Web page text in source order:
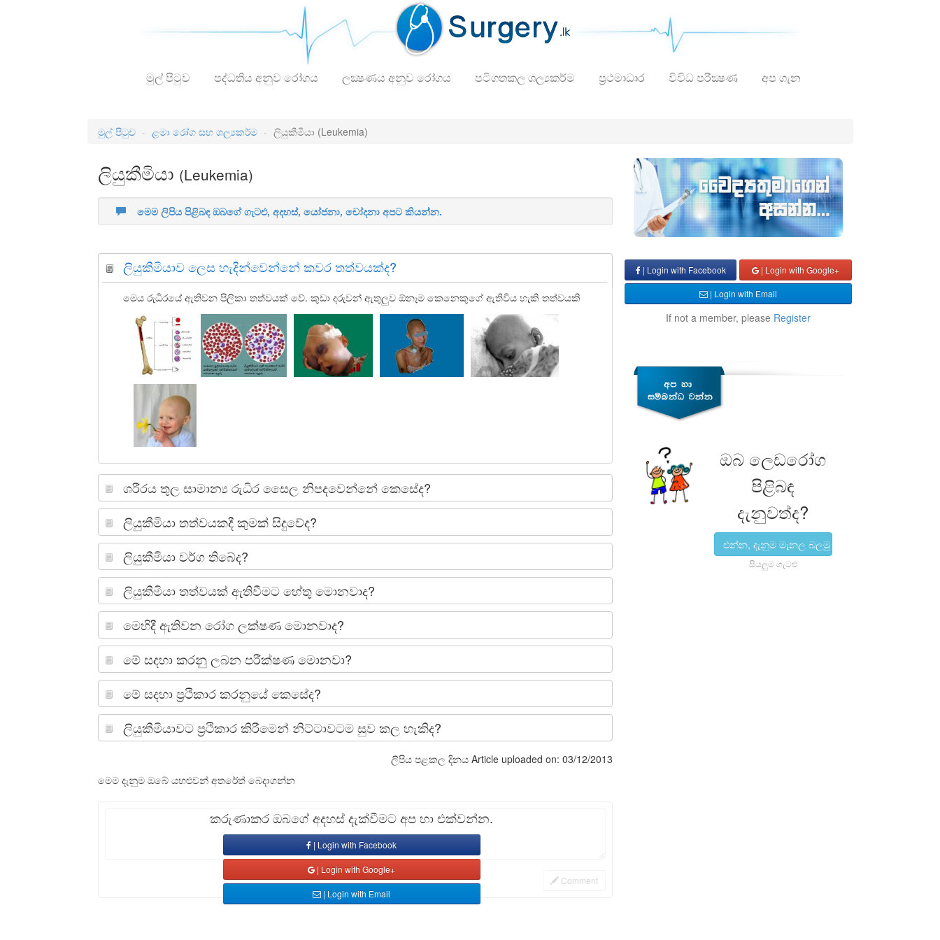
මුල් පිටුව පද්ධතිය අනුව රෝගය ලක්‍ෂණය අනුව රෝගය පටිගතකල ශල්‍යකර්ම ප්‍රථමාධාර විවිධ පරීක්‍ෂණ අප ගැන
මුල් පිටුව ළමා රෝග සහ ශල්‍යකර්ම ලියුකීමියා (Leukemia)
ලියුකීමියා (Leukemia)
මෙම ලිපිය පිළිබඳ ඔබගේ ගැටළු, අදහස්, යෝජනා, චෝදනා අපට කියන්න.
ලියුකීමියාව ලෙස හැදින්වෙන්නේ කවර තත්වයක්ද?
මෙය රුධිරයේ ඇතිවන පිලිකා තත්වයක් වේ. කුඩා දරුවන් ඇතුලුව ඕනෑම කෙනෙකුගේ ඇතිවිය හැකි තත්වයකි
ශරීරය තුල සාමාන්‍ය රුධිරසෛල නිපදවෙන්නේ කෙසේද?
ලියුකීමියා තත්වයකදී කුමක් සිදුවේද?
ලියුකීමියා වර්ග තිබේද?
ලියුකීමියා තත්වයක් ඇතිවීමට හේතු මොනවාද?
මෙහිදී ඇතිවන රෝග ලක්ෂණ මොනවාද?
මේ සදහා කරනු ලබන පරීක්ෂණ මොනවා?
මේ සදහා ප‍්‍රථිකාර කරනුයේ කෙසේද?
ලියුකීමියාවට ප‍්‍රථිකාර කිරීමෙන් නිට්ටාවටම සුව කල හැකිද?
ලිපිය පළකල දිනය Article uploaded on: 03/12/2013
මෙම දැනුම ඔබේ යහළුවන් අතරේත් බෙදාගන්න
කරුණාකර ඔබගේ අදහස් දැක්වීමට අප හා එක්වන්න.
| Login with Facebook
| Login with Google+
| Login with Email
Comment
| Login with Facebook
| Login with Google+
| Login with Email
If not a member, please Register
ඔබ ලෙඩරෝග
පිළිබඳ
දැනුවත්ද?
එන්න, දැනුම මැනල බලමු
සියලුම ගැටළු